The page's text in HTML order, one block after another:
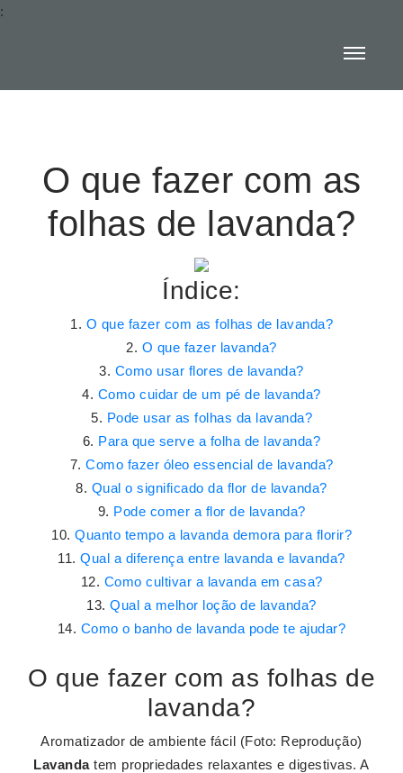
:
O que fazer com as
folhas de lavanda?
Índice:
O que fazer com as folhas de lavanda?
O que fazer lavanda?
Como usar flores de lavanda?
Como cuidar de um pé de lavanda?
Pode usar as folhas da lavanda?
Para que serve a folha de lavanda?
Como fazer óleo essencial de lavanda?
Qual o significado da flor de lavanda?
Pode comer a flor de lavanda?
Quanto tempo a lavanda demora para florir?
Qual a diferença entre lavanda e lavanda?
Como cultivar a lavanda em casa?
Qual a melhor loção de lavanda?
Como o banho de lavanda pode te ajudar?
O que fazer com as folhas de
lavanda?
Aromatizador de ambiente fácil (Foto: Reprodução)
Lavandatem propriedades relaxantes e digestivas. A